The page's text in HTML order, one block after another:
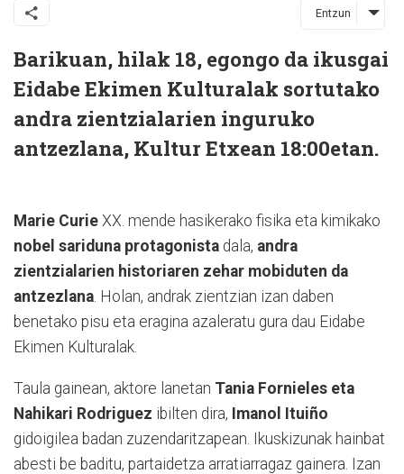
Entzun
Barikuan, hilak 18, egongo da ikusgai
Eidabe Ekimen Kulturalak sortutako
andra zientzialarien inguruko
antzezlana, Kultur Etxean 18:00etan.
Marie Curie XX. mende hasikerako fisika eta kimikako
nobel sariduna protagonista dala, andra
zientzialarien historiaren zehar mobiduten da
antzezlana . Holan, andrak zientzian izan daben
benetako pisu eta eragina azaleratu gura dau Eidabe
Ekimen Kulturalak.
Taula gainean, aktore lanetan Tania Fornieles eta
Nahikari Rodriguez ibilten dira, Imanol Ituiño
gidoigilea badan zuzendaritzapean. Ikuskizunak hainbat
abesti be baditu, partaidetza arratiarragaz gainera. Izan